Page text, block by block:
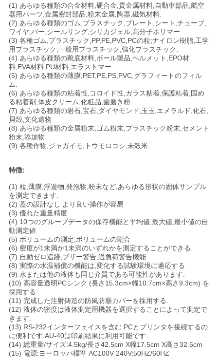
地
図
PRIVACY
POLICY
(1) あらゆる種類の合金材料,硬合金,貴金属材料,自動車部品,航空
器用パーツ,金属密封部品,粉末金属,陶器,磁気材料.
(2) あらゆる種類のゴム,プラスチック,プレート,シート,チューブ,
ワイヤ,バー,シールリング,シリカジェル,高分子ポリマー
(3) 各種ゴム,プラスチック,PP,PE,PVC,PCの粒;ナイロン樹脂,工学
用プラスチック,一般用プラスチック,強化プラスチック.
(4) あらゆる種類の靴底材料,ボール製品,ヘルメット,EPO材
料,EVA材料,PU材料,エラストマー
(5) あらゆる種類の薄膜;PET,PE,PS,PVC,グラフィートのフィル
ム.
(6) あらゆる種類の粘着性,コロイド性,ガラス粘着,保護粘着,固め
る粘着剤,体皮クリーム,化粧品,歯磨き粉.
(7) あらゆる種類の岩石,宝石,ダイヤモンド,玉玉,エメラルド,化石,
貝殻,文化遺物
(8) あらゆる種類の金属粉末,ゴム粉末,プラスチック粉末,セメント
粉末,添加物
(9) 各種作物,ジャガイモ,トウモロコシ,未殻米.
特徴:
(1) 粒,薄膜,浮遊物,発泡物,粉末など,あらゆる形状の固体サンプル
を測定できます.
(2) 蓋の設計なし より良い操作が容易
(3) 優れた重量精度
(4) 10つのグループデータの保存機能と平均値,最大値,最小値の自
動測定値
(5) ボリュームの測定,ボリュームの割合
(6) 密度が1未満か1未満のいずれかを測定することができる.
(7) 自動ゼロ追跡,ブザー警告,過負荷警告機能
(8) 実際の水温補償の機能は,変化する試験環境に適応する
(9) 水または他の液体も同じ介質である可能性があります.
(10) 高容量透明PCシンク (長さ15.3cm×幅10.7cm×高さ9.3cm) を
採用する
(11) 完成した注射鋳造の防風防塵カバーを採用する.
(12) 液体の密度は液体測定用機器を選択することによって測定で
きます.
(13) RS-232インターフェイスを含む.PCとプリンタを接続するの
に便利です.AU-40は印刷結果に利用可能です.
(14) 総重量/サイズ:4.5kg/長さ42.5cm X幅17.5cm X高さ32.5cm
(15) 電源:ヨーロッパ標準 AC100V-240V;50HZ/60HZ